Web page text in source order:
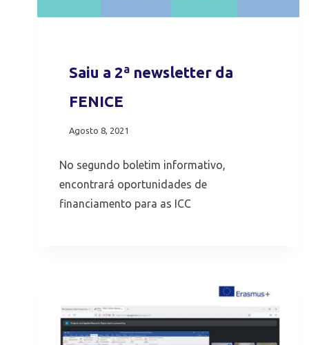
Saiu a 2ª newsletter da
FENICE
Agosto 8, 2021
No segundo boletim informativo,
encontrará oportunidades de
financiamento para as ICC